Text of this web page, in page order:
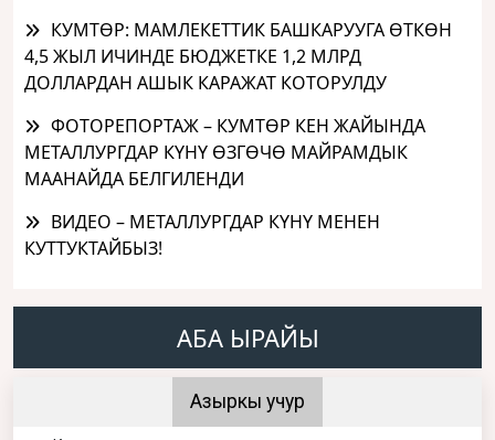
КУМТӨР: МАМЛЕКЕТТИК БАШКАРУУГА ӨТКӨН
4,5 ЖЫЛ ИЧИНДЕ БЮДЖЕТКЕ 1,2 МЛРД
ДОЛЛАРДАН АШЫК КАРАЖАТ КОТОРУЛДУ
ФОТОРЕПОРТАЖ – КУМТӨР КЕН ЖАЙЫНДА
МЕТАЛЛУРГДАР КҮНҮ ӨЗГӨЧӨ МАЙРАМДЫК
МААНАЙДА БЕЛГИЛЕНДИ
ВИДЕО – МЕТАЛЛУРГДАР КҮНҮ МЕНЕН
КУТТУКТАЙБЫЗ!
АБА ЫРАЙЫ
Азыркы учур